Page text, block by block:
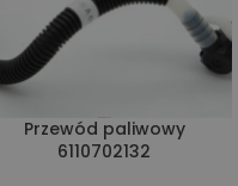
Przewód paliwowy
6110702132